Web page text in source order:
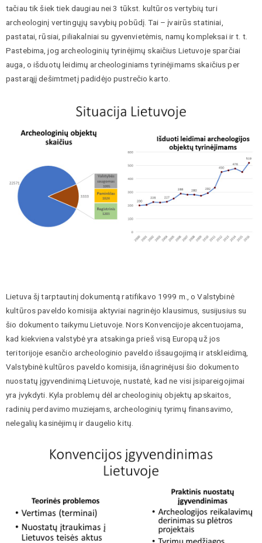
tačiau tik šiek tiek daugiau nei 3 tūkst. kultūros vertybių turi
archeologinį vertingųjų savybių pobūdį. Tai – įvairūs statiniai,
pastatai, rūsiai, piliakalniai su gyvenvietėmis, namų kompleksai ir t. t.
Pastebima, jog archeologinių tyrinėjimų skaičius Lietuvoje sparčiai
auga, o išduotų leidimų archeologiniams tyrinėjimams skaičius per
pastarąjį dešimtmetį padidėjo pustrečio karto.
Lietuva šį tarptautinį dokumentą ratifikavo 1999 m., o Valstybinė
kultūros paveldo komisija aktyviai nagrinėjo klausimus, susijusius su
šio dokumento taikymu Lietuvoje. Nors Konvencijoje akcentuojama,
kad kiekviena valstybė yra atsakinga prieš visą Europą už jos
teritorijoje esančio archeologinio paveldo išsaugojimą ir atskleidimą,
Valstybinė kultūros paveldo komisija, išnagrinėjusi šio dokumento
nuostatų įgyvendinimą Lietuvoje, nustatė, kad ne visi įsipareigojimai
yra įvykdyti. Kyla problemų dėl archeologinių objektų apskaitos,
radinių perdavimo muziejams, archeologinių tyrimų finansavimo,
nelegalių kasinėjimų ir daugelio kitų.